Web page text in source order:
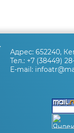
Адрес: 652240,
Тел.: +7 (38449)
E-mail: